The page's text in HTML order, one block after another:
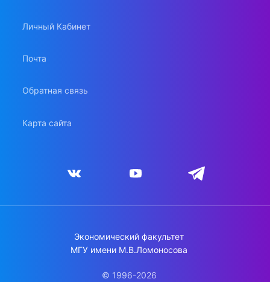
Личный Кабинет
Почта
Обратная связь
Карта сайта
Экономический факультет
МГУ имени М.В.Ломоносова
© 1996-2026